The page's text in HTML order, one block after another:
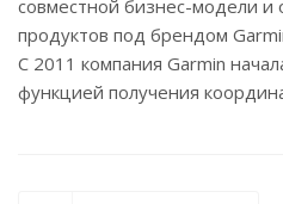
совместной бизнес-модели и
продуктов под брендом
C 2011 компания Garmin
функцией получения